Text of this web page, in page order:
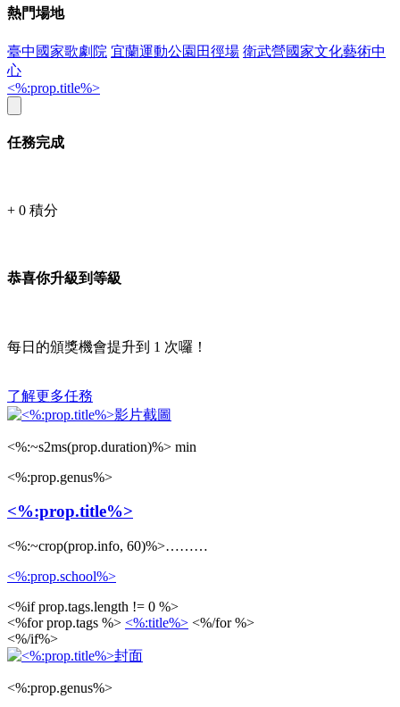
熱門場地
臺中國家歌劇院 宜蘭運動公園田徑場 衛武營國家文化藝術中
心
<%:prop.title%>
任務完成
+ 0 積分
恭喜你升級到等級
每日的頒獎機會提升到 1 次囉！
了解更多任務
<%:~s2ms(prop.duration)%> min
<%:prop.genus%>
<%:prop.title%>
<%:~crop(prop.info, 60)%>………
<%:prop.school%>
<%if prop.tags.length != 0 %>
<%for prop.tags %> <%:title%> <%/for %>
<%/if%>
<%:prop.genus%>